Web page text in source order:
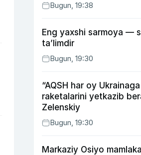
Bugun, 19:38
Eng yaxshi sarmoya —
ta’limdir
Bugun, 19:30
“AQSH har oy
raketalarini yetkazib
Zelenskiy
Bugun, 19:30
Markaziy Osiyo